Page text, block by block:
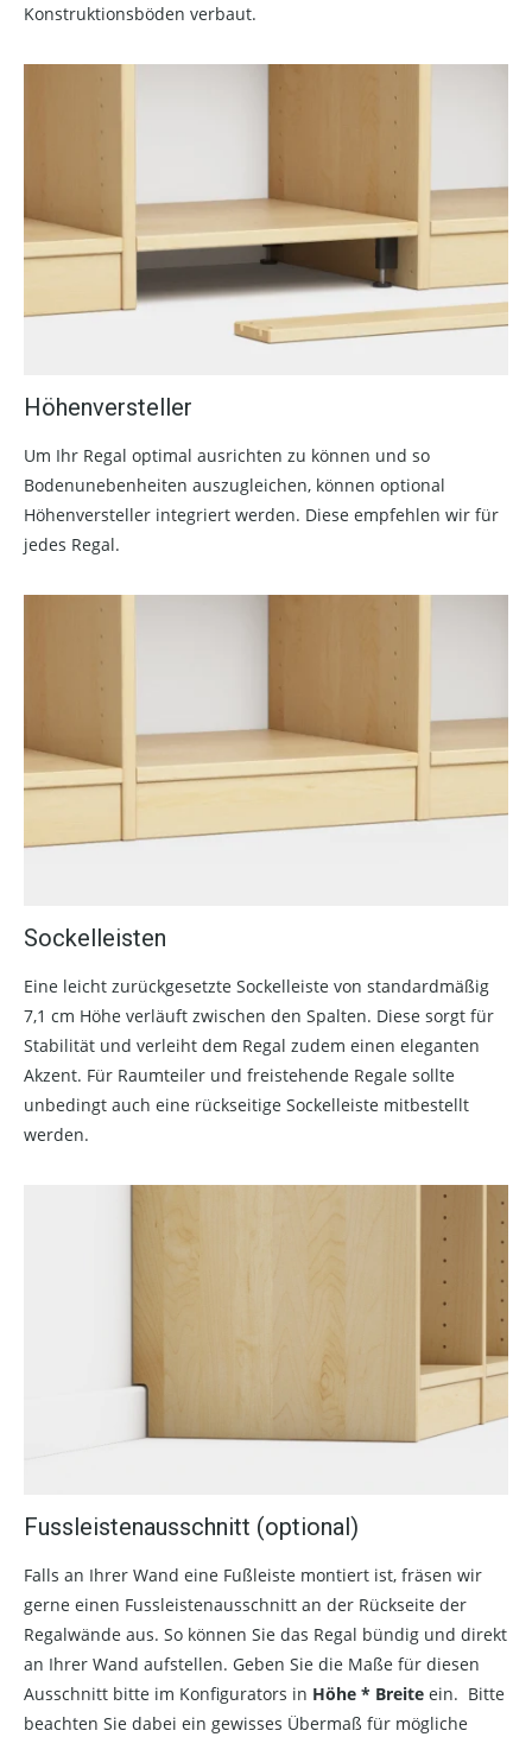
Konstruktionsböden verbaut.
Höhenversteller
Um Ihr Regal optimal ausrichten zu können und so
Bodenunebenheiten auszugleichen, können optional
Höhenversteller integriert werden. Diese empfehlen wir für
jedes Regal.
Sockelleisten
Eine leicht zurückgesetzte Sockelleiste von standardmäßig
7,1 cm Höhe verläuft zwischen den Spalten. Diese sorgt für
Stabilität und verleiht dem Regal zudem einen eleganten
Akzent. Für Raumteiler und freistehende Regale sollte
unbedingt auch eine rückseitige Sockelleiste mitbestellt
werden.
Fussleistenausschnitt (optional)
Falls an Ihrer Wand eine Fußleiste montiert ist, fräsen wir
gerne einen Fussleistenausschnitt an der Rückseite der
Regalwände aus. So können Sie das Regal bündig und direkt
an Ihrer Wand aufstellen. Geben Sie die Maße für diesen
Ausschnitt bitte im Konfigurators in Höhe * Breite ein. Bitte
beachten Sie dabei ein gewisses Übermaß für mögliche